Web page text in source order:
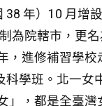
年）10 月增
為院轄市，更
，進修補習學校
學班。北一女
」，都是全臺灣